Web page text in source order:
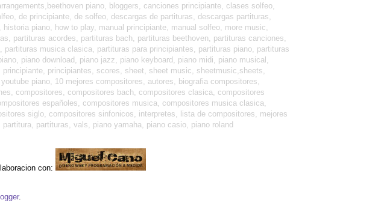
piano, bloggers, canciones principiante, clases solfeo,
de principiante, de solfeo, descargas de partituras, descargas partituras,
piano, how to play, manual principiante, manual solfeo, more music,
partituras acordes, partituras bach, partituras beethoven, partituras canciones,
musica clasica, partituras para principiantes, partituras piano, partituras
piano download, piano jazz, piano keyboard, piano midi, piano musical,
principiantes, scores, sheet, sheet music, sheetmusic,sheets,
piano, 10 mejores compositores, autores, biografia compositores,
compositores, compositores bach, compositores clasica, compositores
españoles, compositores musica, compositores musica clasica,
siglo, compositores sinfonicos, interpretes, lista de compositores, mejores
partituras, vals, piano yamaha, piano casio, piano roland
con:
.